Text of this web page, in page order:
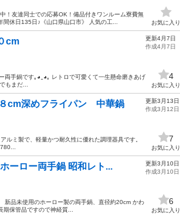
！友達同士での応募OK！備品付きワンルーム寮費無
休日135日♪《山口県山口市》 人気の工...
お気に入り
cm
手鍋です｡⁠◕⁠‿⁠◕⁠｡ レトロで可愛くて一生懸命磨きあげ
もまだ...
更新4月7日
作成4月7日
4
お気に入り
cm深めフライパン 中華鍋
ミ製で、軽量かつ耐久性に優れた調理器具です。
更新3月13日
作成3月12日
7
お気に入り
ーロー両手鍋 昭和レト...
品未使用のホーロー製の両手鍋、直径約20cm かわ
保管品ですので神経質...
更新3月10日
作成3月10日
6
お気に入り